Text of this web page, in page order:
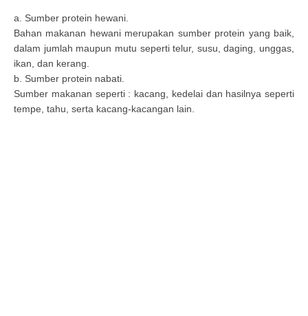
a. Sumber protein hewani.
Bahan makanan hewani merupakan sumber protein yang baik,
dalam jumlah maupun mutu seperti telur, susu, daging, unggas,
ikan, dan kerang.
b. Sumber protein nabati.
Sumber makanan seperti : kacang, kedelai dan hasilnya seperti
tempe, tahu, serta kacang-kacangan lain.